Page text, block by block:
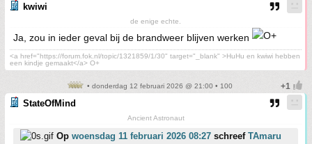
kwiwi
de enige echte.
Ja, zou in ieder geval bij de brandweer blijven werken
<a href="https://forum.fok.nl/topic/1321859/1/30" target="_blank" >HuHu en kwiwi hebben
een kindje gemaakt</a> O+
• donderdag 12 februari 2026 @ 21:00 • 100
StateOfMind
Ancient Astronaut
Op woensdag 11 februari 2026 08:27 schreef TAmaru